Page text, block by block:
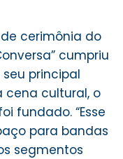
cerimônia do
cumpriu
principal
cena cultural, o
fundado. “Esse
para bandas
segmentos